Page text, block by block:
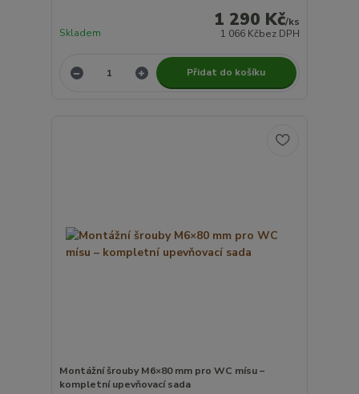
1 290 Kč/ks
1 066 Kčbez DPH
Skladem
Přidat do košíku
Montážní šrouby M6×80 mm pro WC mísu –
kompletní upevňovací sada